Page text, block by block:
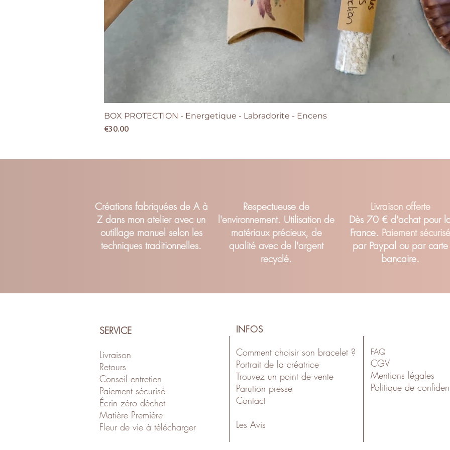
Quick View
BOX PROTECTION - Energetique - Labradorite - Encens
Price
€30.00
Créations fabriquées de A à
Z dans mon atelier avec un
outillage manuel selon les
techniques traditionnelles.
Respectueuse de
l'environnement. Utilisation de
matériaux précieux, de
qualité avec de l'argent
recyclé.
Livraison offerte
Dès 70 € d'achat pour
France. Paiement sécurisé
par Paypal ou par carte
bancaire.
SERVICE
Livraison
Retours
Conseil entretien
Paiement sécurisé
Écrin zéro déchet
Matière Première
Fleur de vie à télécharger
INFOS
Comment choisir son bracelet ?
Portrait de la créatrice
Trouvez un point de vente
Parution presse
Contact
Les Avis
FAQ
CGV
Mentions légales
Politique de